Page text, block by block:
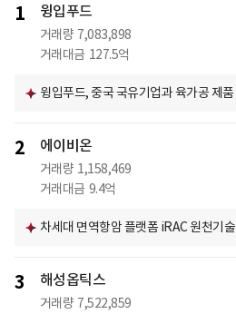
1 윙입푸드
거래량 7,083,898
거래대금 127.5억
윙입푸드, 중국 국유기업과 육가공 제
2 에이비온
거래량 1,158,469
거래대금 9.4억
차세대 면역항암 플랫폼 iRAC 원천기
3 해성옵틱스
거래량 7,522,859